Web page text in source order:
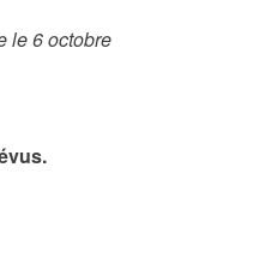
le 6 octobre